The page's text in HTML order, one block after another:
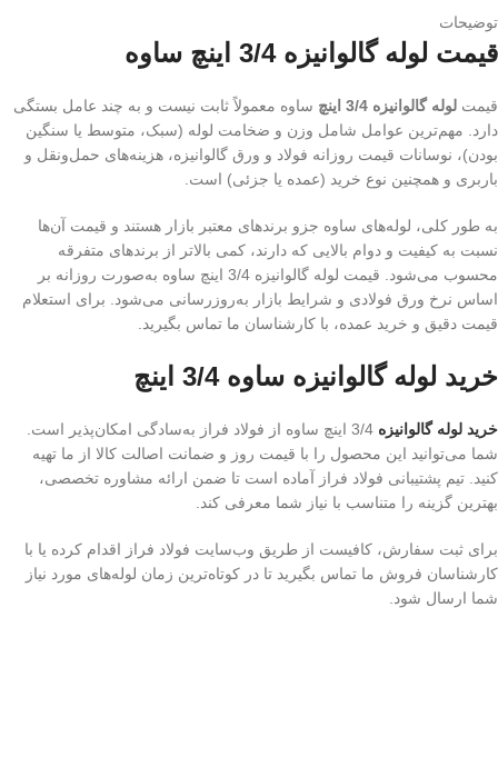
توضیحات
قیمت لوله گالوانیزه 3/4 اینچ ساوه
قیمت لوله گالوانیزه 3/4 اینچ
ساوه معمولاً ثابت نیست و به چند عامل بستگی
دارد. مهم‌ترین عوامل شامل وزن و ضخامت لوله (سبک، متوسط یا سنگین
بودن)، نوسانات قیمت روزانه فولاد و ورق گالوانیزه، هزینه‌های حمل‌ونقل و
باربری و همچنین نوع خرید (عمده یا جزئی) است.
به طور کلی، لوله‌های ساوه جزو برندهای معتبر بازار هستند و قیمت آن‌ها
نسبت به کیفیت و دوام بالایی که دارند، کمی بالاتر از برندهای متفرقه
محسوب می‌شود. قیمت لوله گالوانیزه 3/4 اینچ ساوه به‌صورت روزانه بر
اساس نرخ ورق فولادی و شرایط بازار به‌روزرسانی می‌شود. برای استعلام
قیمت دقیق و خرید عمده، با کارشناسان ما تماس بگیرید.
خرید لوله گالوانیزه ساوه 3/4 اینچ
خرید لوله گالوانیزه
3/4 اینچ ساوه از فولاد فراز به‌سادگی امکان‌پذیر است.
شما می‌توانید این محصول را با قیمت روز و ضمانت اصالت کالا از ما تهیه
کنید. تیم پشتیبانی فولاد فراز آماده است تا ضمن ارائه مشاوره تخصصی،
بهترین گزینه را متناسب با نیاز شما معرفی کند.
برای ثبت سفارش، کافیست از طریق وب‌سایت فولاد فراز اقدام کرده یا با
کارشناسان فروش ما تماس بگیرید تا در کوتاه‌ترین زمان لوله‌های مورد نیاز
شما ارسال شود.